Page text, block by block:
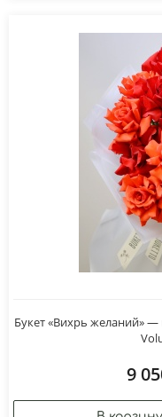
Букет «Вихрь желаний» —
9